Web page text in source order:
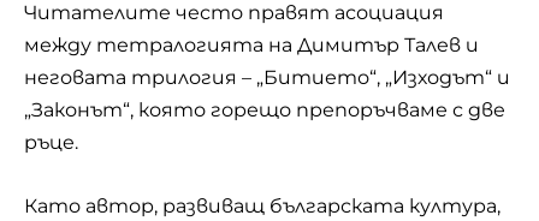
Читателите често правят асоциация
между тетралогията на Димитър Талев и
неговата трилогия – „Битието“, „Изходът“ и
„Законът“, която горещо препоръчваме с две
ръце.
Като автор, развиващ българската култура,